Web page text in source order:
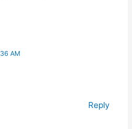
AM
Reply